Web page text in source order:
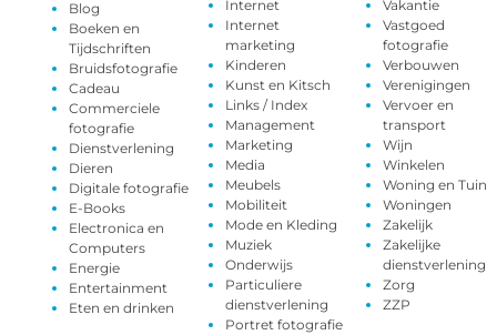
Blog
Boeken en
Tijdschriften
Bruidsfotografie
Cadeau
Commerciele
fotografie
Dienstverlening
Dieren
Digitale fotografie
E-Books
Electronica en
Computers
Energie
Entertainment
Eten en drinken
Internet
Internet
marketing
Kinderen
Kunst en Kitsch
Links / Index
Management
Marketing
Media
Meubels
Mobiliteit
Mode en Kleding
Muziek
Onderwijs
Particuliere
dienstverlening
Portret fotografie
Vakantie
Vastgoed
fotografie
Verbouwen
Verenigingen
Vervoer en
transport
Wijn
Winkelen
Woning en Tuin
Woningen
Zakelijk
Zakelijke
dienstverlening
Zorg
ZZP